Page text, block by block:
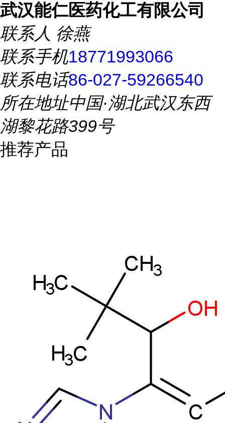
武汉能仁医药化工有限公司
联系人 徐燕
联系手机18771993066
联系电话86-027-59266540
所在地址中国·湖北武汉东西
湖黎花路399号
推荐产品